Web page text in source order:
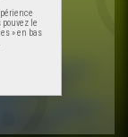
pouvez le
» en bas